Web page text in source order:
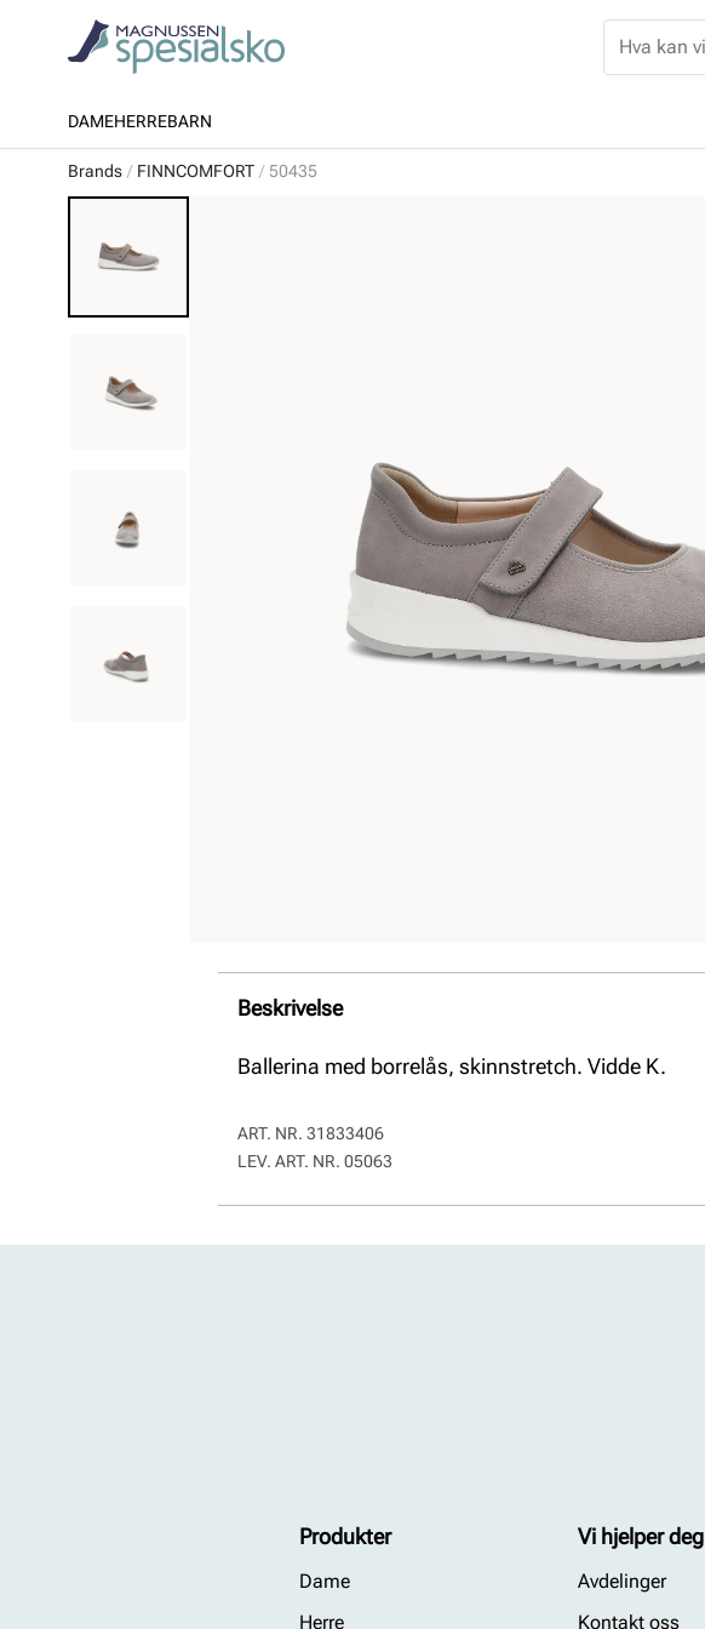
DAMEHERREBARN
Brands FINNCOMFORT 50435
Beskrivelse
Ballerina med borrelås, skinnstretch. Vidde K.
ART. NR. 31833406
LEV. ART. NR. 05063
Produkter
Dame
Herre
Vi hjelper deg
Avdelinger
Kontakt oss